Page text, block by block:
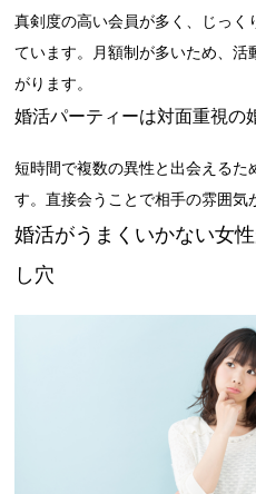
真剣度の高い会員が多く、じっ
ています。月額制が多いため、
がります。
婚活パーティーは対面重視の
短時間で複数の異性と出会える
す。直接会うことで相手の雰囲気
婚活がうまくいかない女
し穴